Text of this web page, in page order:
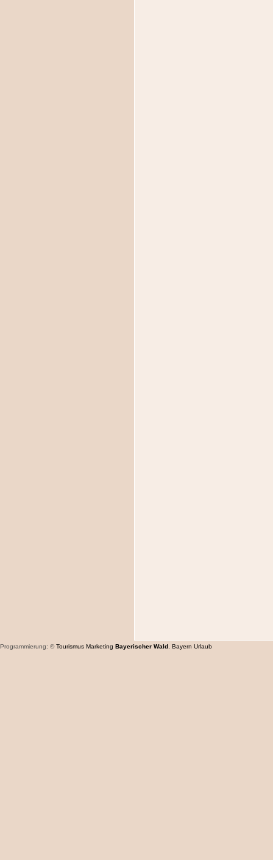
Programmierung: ©Tourismus Marketing Bayerischer Wald Bayern Urlaub